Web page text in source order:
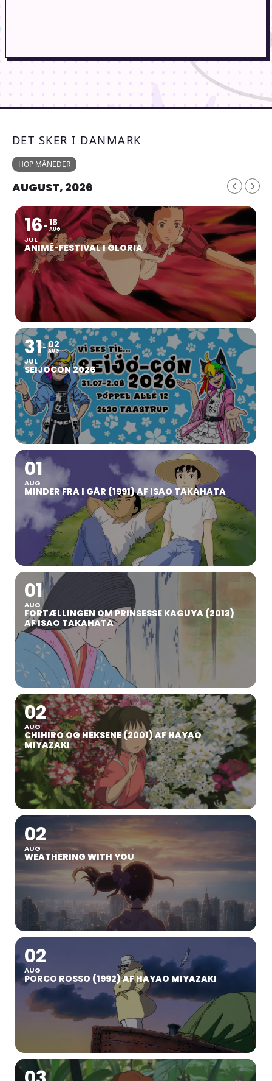
DET SKER I DANMARK
HOP MÅNEDER
AUGUST, 2026
16
JUL
18
AUG
ANIMÉ-FESTIVAL I GLORIA
31
JUL
02
AUG
SEIJOCON 2026
01
AUG
MINDER FRA I GÅR (1991) AF ISAO TAKAHATA
01
AUG
FORTÆLLINGEN OM PRINSESSE KAGUYA (2013)
AF ISAO TAKAHATA
02
AUG
CHIHIRO OG HEKSENE (2001) AF HAYAO
MIYAZAKI
02
AUG
WEATHERING WITH YOU
02
AUG
PORCO ROSSO (1992) AF HAYAO MIYAZAKI